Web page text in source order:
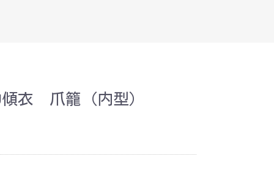
傾衣 爪籠（内型）